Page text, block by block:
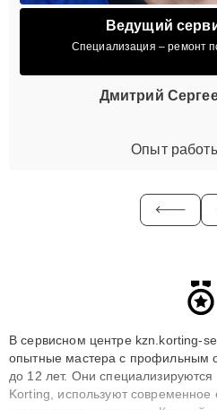
Ведущий
Специализация – ремонт
Дмитрий
Опыт
В сервисном центре kzn.korting-
опытные мастера с профильным
до 12 лет. Они
Korting, используют современное